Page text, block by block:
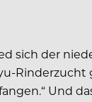
sich der
Und